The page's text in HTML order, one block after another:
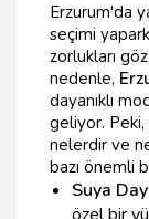
Erzurum'da
seçimi
zorlukları
nedenle,
dayanıklı
geliyor.
nelerdir ve
bazı önemli
Suya